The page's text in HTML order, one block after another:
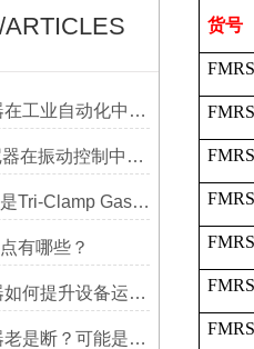
Zero-Max联轴器在工业自动化中的关键作用
Blacoh脉冲阻尼器在振动控制中的作用分析
频繁泄漏？可能是Tri-Clamp Gasket垫圈安装的这5个误区导致的
有哪些？
Zero-Max联轴器如何提升设备运行精度？
Zero-Max联轴器老是断？可能是选型没考虑径向偏差
货号